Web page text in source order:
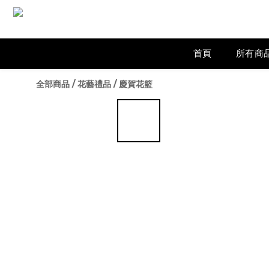
首頁 所有商
全部商品 /花藝禮品 / 慶賀花籃